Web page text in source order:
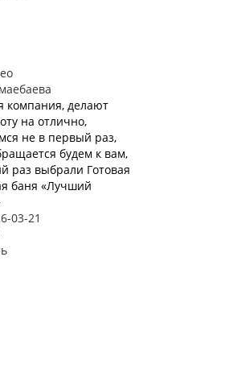
компания, делают
на отлично,
не в первый раз,
будем к вам,
раз выбрали Готовая
баня «Лучший
03-21